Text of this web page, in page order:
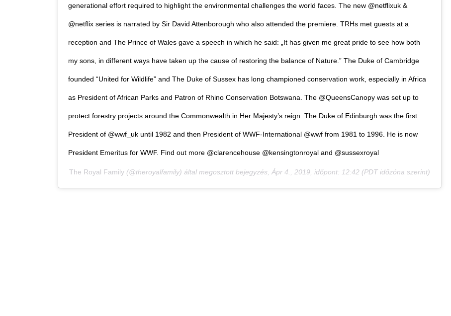
generational effort required to highlight the environmental challenges the world faces. The new @netflixuk &
@netflix series is narrated by Sir David Attenborough who also attended the premiere. TRHs met guests at a
reception and The Prince of Wales gave a speech in which he said: „It has given me great pride to see how both
my sons, in different ways have taken up the cause of restoring the balance of Nature.” The Duke of Cambridge
founded “United for Wildlife” and The Duke of Sussex has long championed conservation work, especially in Africa
as President of African Parks and Patron of Rhino Conservation Botswana. The @QueensCanopy was set up to
protect forestry projects around the Commonwealth in Her Majesty’s reign. The Duke of Edinburgh was the first
President of @wwf_uk until 1982 and then President of WWF-International @wwf from 1981 to 1996. He is now
President Emeritus for WWF. Find out more @clarencehouse @kensingtonroyal and @sussexroyal
The Royal Family (@theroyalfamily) által megosztott bejegyzés, Ápr 4., 2019, időpont: 12:42 (PDT időzóna szerint)